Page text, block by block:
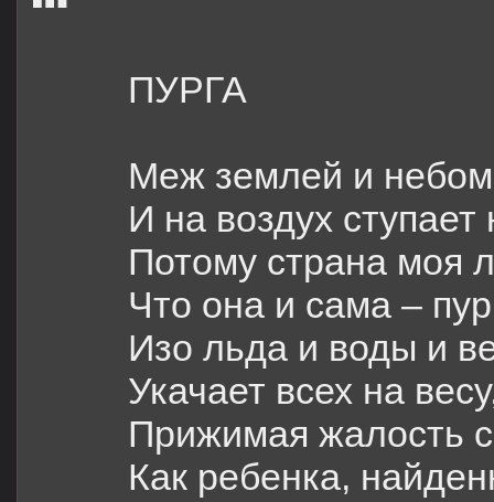
ПУРГА
Меж землей и
И на воздух ступает
Потому страна моя
Что она и сама –
Изо льда и воды и
Укачает всех на
Прижимая жалость
Как ребенка,